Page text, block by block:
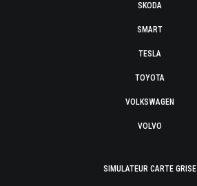
SKODA
SMART
TESLA
TOYOTA
VOLKSWAGEN
VOLVO
SIMULATEUR CARTE GRISE